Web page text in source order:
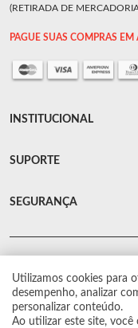
Utilizamos cookies para
desempenho, analizar
personalizar conteúdo.
Ao utilizar este site,
(RETIRADA DE
PAGUE SUAS COMPRAS EM
INSTITUCIONAL
SUPORTE
SEGURANÇA
© Arsenal
Proibida reprodução total ou